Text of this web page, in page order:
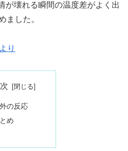
が壊れる瞬間の温度差がよく出
ました。
り
の反応
め